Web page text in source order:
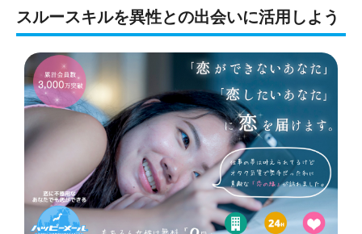
スルースキルを異性との出会いに活用しよう